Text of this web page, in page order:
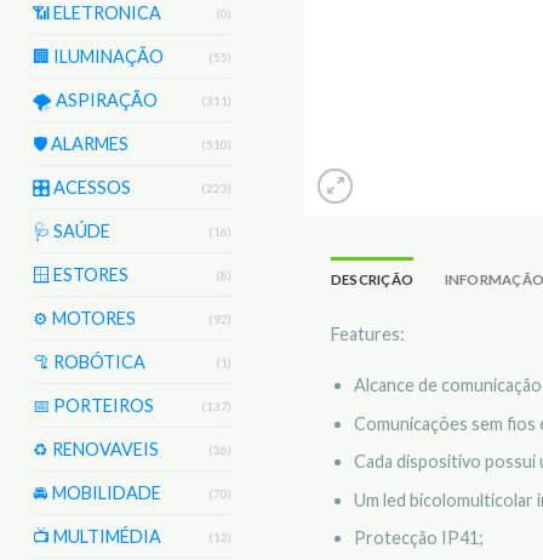
📶 ELETRONICA (0)
🏢 ILUMINAÇÃO (55)
🌪️ ASPIRAÇÃO (311)
🛡️ ALARMES (510)
🎛️ ACESSOS (223)
🩺 SAÚDE (16)
🪟 ESTORES (8)
⚙️ MOTORES (92)
🦿 ROBÓTICA (1)
📅 PORTEIROS (137)
♻️ RENOVAVEIS (36)
🚘 MOBILIDADE (70)
📺 MULTIMÉDIA (12)
DESCRIÇÃO
Features:
Alcance de
Comunicações sem fios
Cada dispositivo possui
Um led bicolomulticolar
Protecção IP41;